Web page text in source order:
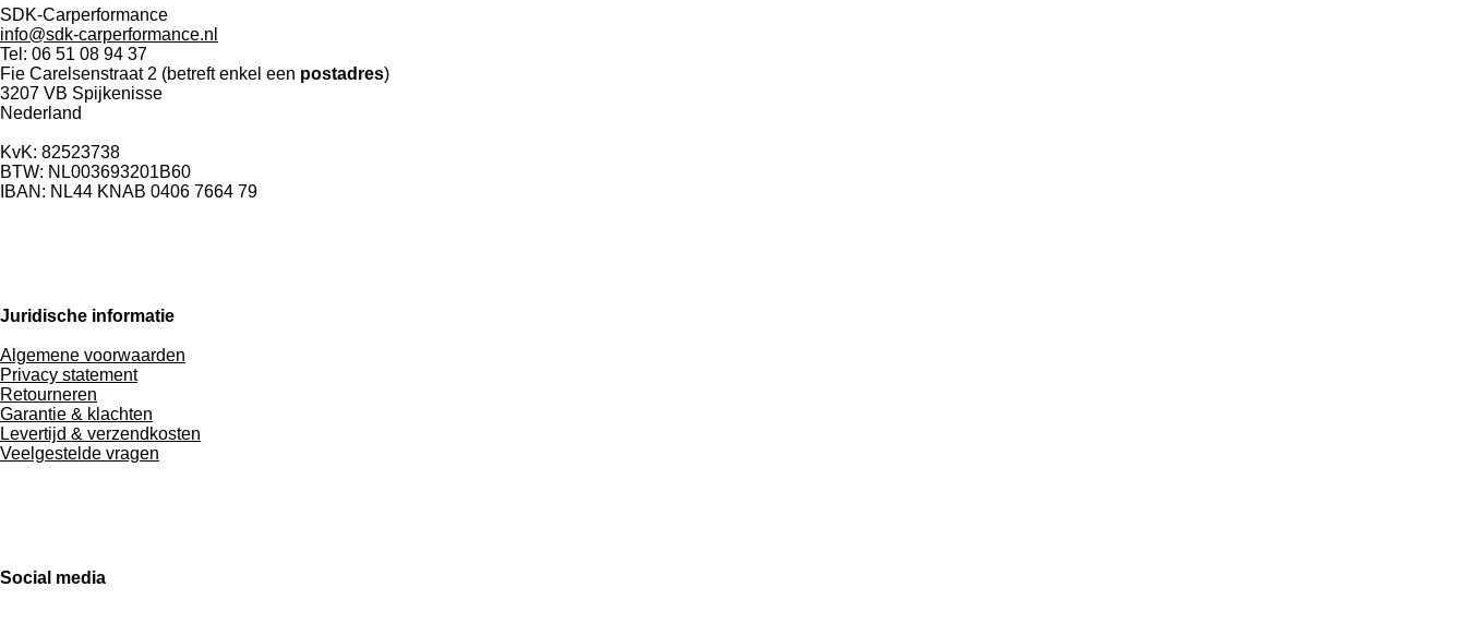
SDK-Carperformance
info@sdk-carperformance.nl
Tel: 06 51 08 94 37
Fie Carelsenstraat 2 (betreft enkel een postadres)
3207 VB Spijkenisse
Nederland
KvK: 82523738
BTW: NL003693201B60
IBAN: NL44 KNAB 0406 7664 79
Juridische informatie
Algemene voorwaarden
Privacy statement
Retourneren
Garantie & klachten
Levertijd & verzendkosten
Veelgestelde vragen
Social media